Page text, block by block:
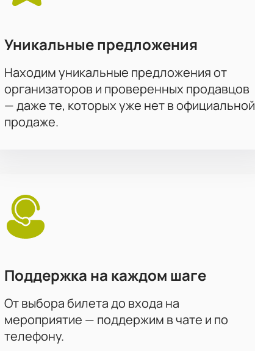
Уникальные предложения
Находим уникальные предложения от
организаторов и проверенных продавцов
— даже те, которых уже нет в официальной
продаже.
Поддержка на каждом шаге
От выбора билета до входа на
мероприятие — поддержим в чате и по
телефону.